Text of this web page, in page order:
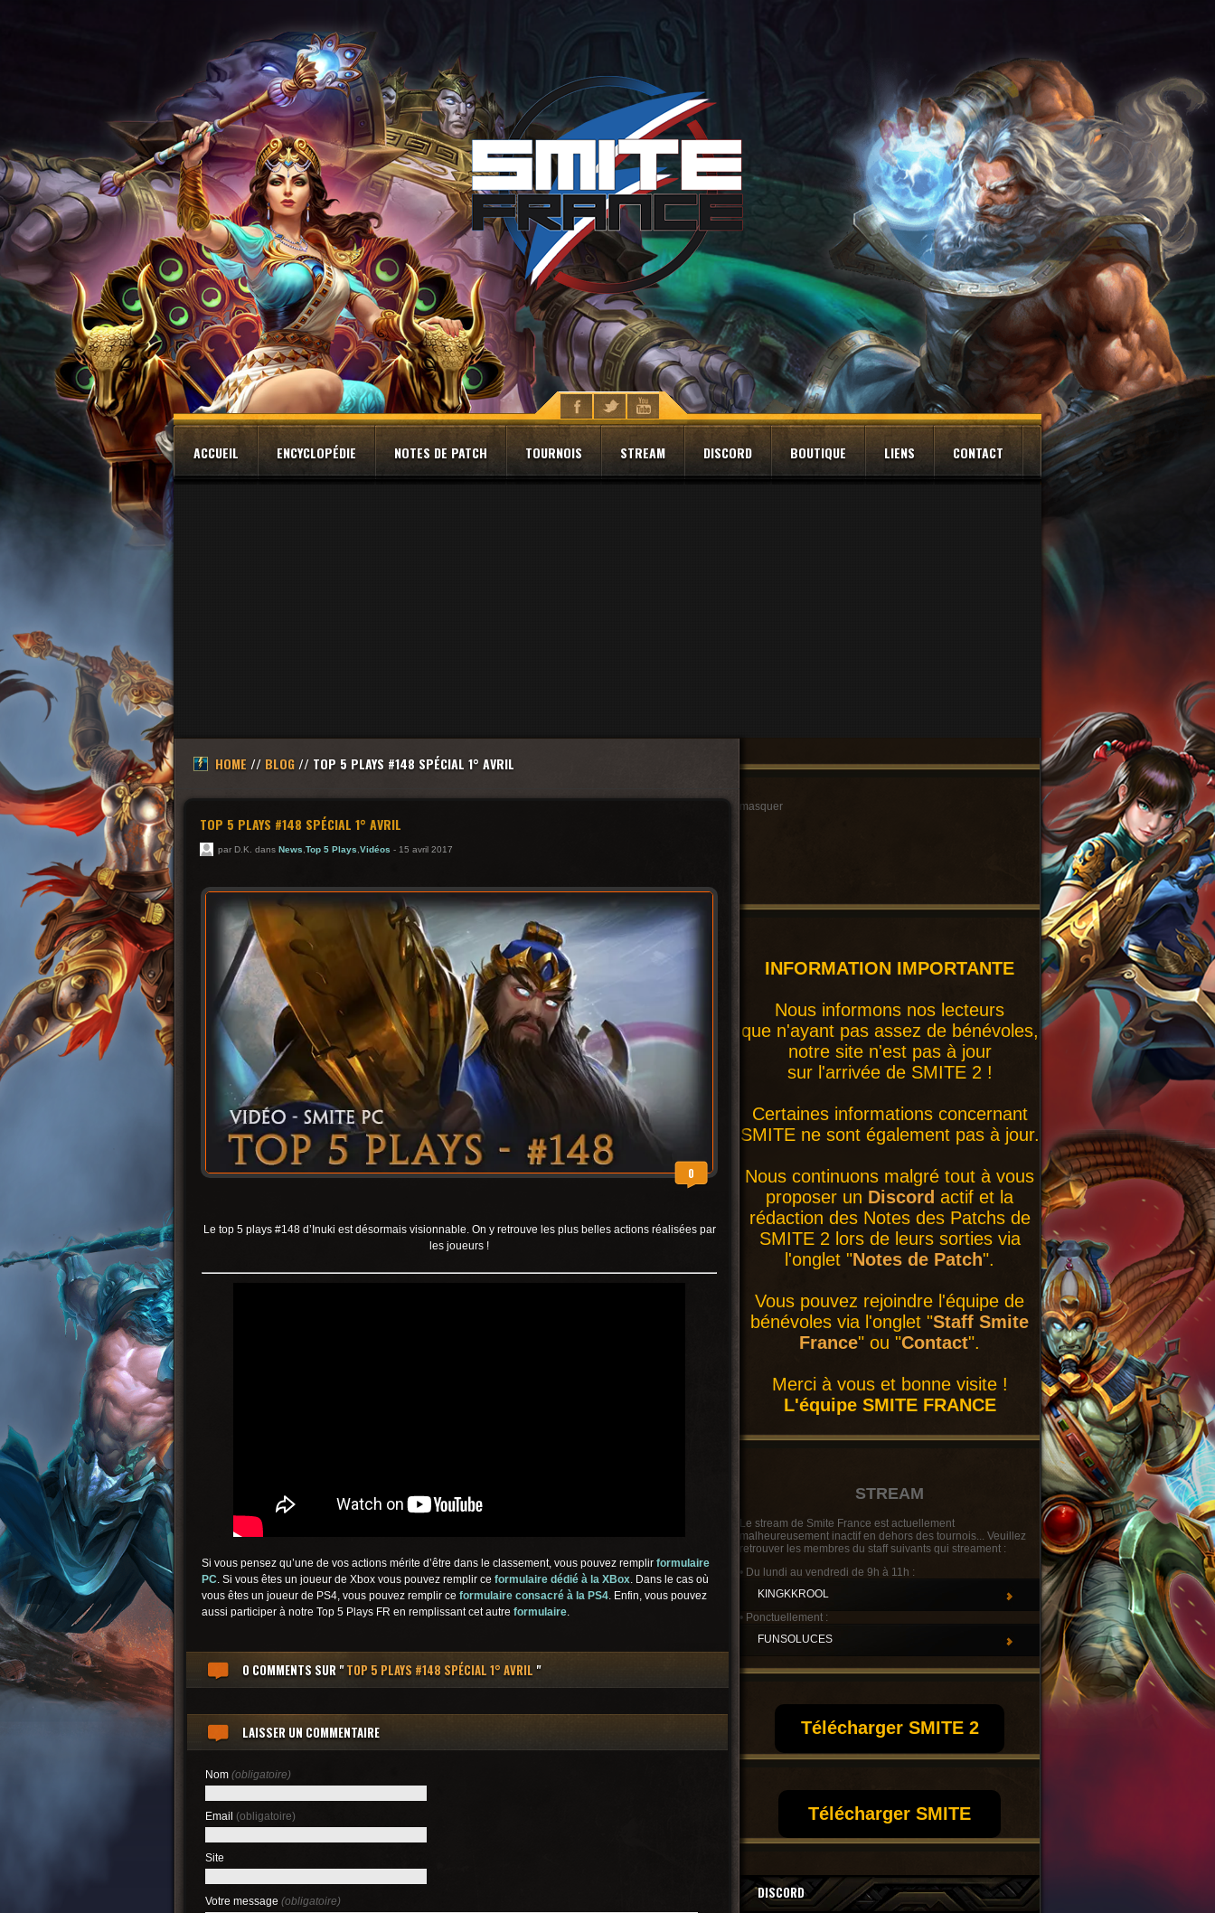
ACCUEIL ENCYCLOPÉDIE NOTES DE PATCH TOURNOIS STREAM DISCORD BOUTIQUE LIENS CONTACT
HOME // BLOG // TOP 5 PLAYS #148 SPÉCIAL 1° AVRIL
TOP 5 PLAYS #148 SPÉCIAL 1° AVRIL
par D.K. dans News Top 5 Plays Vidéos - 15 avril 2017
0
Le top 5 plays #148 d’Inuki est désormais visionnable. On y retrouve les plus belles actions réalisées par
les joueurs !
Si vous pensez qu’une de vos actions mérite d’être dans le classement, vous pouvez remplir formulaire
PC. Si vous êtes un joueur de Xbox vous pouvez remplir ce formulaire dédié à la XBox. Dans le cas où
vous êtes un joueur de PS4, vous pouvez remplir ce formulaire consacré à la PS4. Enfin, vous pouvez
aussi participer à notre Top 5 Plays FR en remplissant cet autre formulaire.
0 COMMENTSSUR "TOP 5 PLAYS #148 SPÉCIAL 1° AVRIL "
LAISSER UN COMMENTAIRE
Nom (obligatoire)
Email (obligatoire)
Site
Votre message (obligatoire)
masquer
INFORMATION IMPORTANTE
Nous informons nos lecteurs
que n'ayant pas assez de bénévoles,
notre site n'est pas à jour
sur l'arrivée de SMITE 2 !
Certaines informations concernant
SMITE ne sont également pas à jour.
Nous continuons malgré tout à vous
proposer un Discord actif et la
rédaction des Notes des Patchs de
SMITE 2 lors de leurs sorties via
l'onglet "Notes de Patch".
Vous pouvez rejoindre l'équipe de
bénévoles via l'onglet "Staff Smite
France" ou "Contact".
Merci à vous et bonne visite !
L'équipe SMITE FRANCE
STREAM
Le stream de Smite France est actuellement
malheureusement inactif en dehors des tournois... Veuillez
retrouver les membres du staff suivants qui streament :
• Du lundi au vendredi de 9h à 11h :
KINGKKROOL
• Ponctuellement :
FUNSOLUCES
Télécharger SMITE 2
Télécharger SMITE
DISCORD